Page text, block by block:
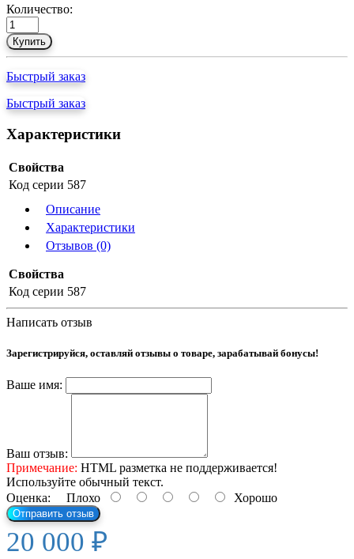
Количество:
Купить
Быстрый заказ
Быстрый заказ
Характеристики
Свойства
Код серии 587
Описание
Характеристики
Отзывов (0)
Свойства
Код серии 587
Написать отзыв
Зарегистрируйся, оставляй отзывы о товаре, зарабатывай бонусы!
Ваше имя:
Ваш отзыв:
Примечание: HTML разметка не поддерживается!
Используйте обычный текст.
Оценка: Плохо Хорошо
Отправить отзыв
20 000 ₽